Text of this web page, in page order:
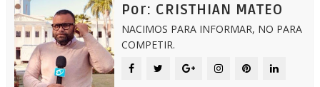
Por: CRISTHIAN MATEO
NACIMOS PARA INFORMAR, NO PARA
COMPETIR.